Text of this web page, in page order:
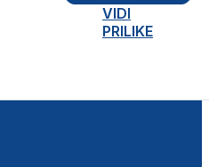
VIDI
PRILIKE